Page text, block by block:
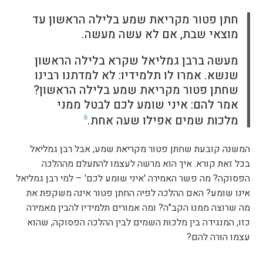
חתן פטור מקריאת שמע בלילה הראשון עד
מוצאי שבת, אם לא עשה מעשה.
מעשה ברבן גמליאל שקרא בלילה הראשון
שנשא. אמרו לו תלמידיו: לא למדתנו רבינו
שחתן פטור מקריאת שמע בלילה הראשון?
אמר להם: איני שומע לכם לבטל ממני
מלכות שמים אפילו שעה אחת.6
המשנה קובעת שחתן פטור מקריאת שמע, אבל רבן גמליאל
בכל זאת קורא. איך הוא מרשה לעצמו להתעלם מההלכה
הפסוקה? מה פשר האמירה 'איני שומע לכם' – למי רבן גמליאל
אינו שומע? האם ההלכה לפיה החתן פטור אינה משקפת את
מה שרוצה ממנו הקב"ה? ומה אמורים תלמידיו להבין מאמירה
כזו, המנגידה בין מלכות השמים לבין ההלכה הפסוקה, שהוא
עצמו הורה להם?